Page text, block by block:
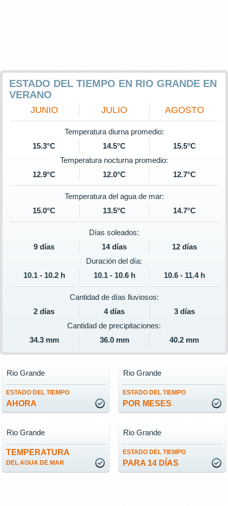
ESTADO DEL TIEMPO EN RIO GRANDE EN
VERANO
JUNIO JULIO AGOSTO
Temperatura diurna promedio:
15.3°C
14.5°C
15.5°C
Temperatura nocturna promedio:
12.9°C
12.0°C 12.7°C
Temperatura del agua de mar:
15.0°C
13.5°C 14.7°C
Días soleados:
9 días
14 días
12 días
Duración del día:
10.1 - 10.2 h
10.1 - 10.6 h 10.6 - 11.4 h
Cantidad de días lluviosos:
2 días
4 días
3 días
Cantidad de precipitaciones:
34.3 mm
36.0 mm 40.2 mm
ESTADO DEL TIEMPO
AHORA
Rio Grande
ESTADO DEL TIEMPO
POR MESES
Rio Grande
TEMPERATURA
DEL AGUA DE MAR
Rio Grande
ESTADO DEL TIEMPO
PARA 14 DÍAS
Rio Grande